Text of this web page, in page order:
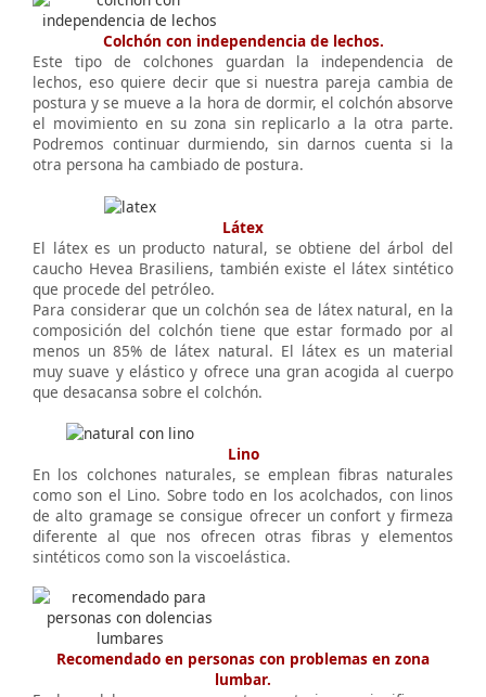
Colchón con independencia de lechos.
Este tipo de colchones guardan la independencia de
lechos, eso quiere decir que si nuestra pareja cambia de
postura y se mueve a la hora de dormir, el colchón absorve
el movimiento en su zona sin replicarlo a la otra parte.
Podremos continuar durmiendo, sin darnos cuenta si la
otra persona ha cambiado de postura.
Látex
El látex es un producto natural, se obtiene del árbol del
caucho Hevea Brasiliens, también existe el látex sintético
que procede del petróleo.
Para considerar que un colchón sea de látex natural, en la
composición del colchón tiene que estar formado por al
menos un 85% de látex natural. El látex es un material
muy suave y elástico y ofrece una gran acogida al cuerpo
que desacansa sobre el colchón.
Lino
En los colchones naturales, se emplean fibras naturales
como son el Lino. Sobre todo en los acolchados, con linos
de alto gramage se consigue ofrecer un confort y firmeza
diferente al que nos ofrecen otras fibras y elementos
sintéticos como son la viscoelástica.
Recomendado en personas con problemas en zona
lumbar.